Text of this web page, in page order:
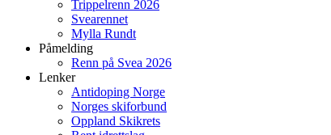
Trippelrenn 2026
Svearennet
Mylla Rundt
Påmelding
Renn på Svea 2026
Lenker
Antidoping Norge
Norges skiforbund
Oppland Skikrets